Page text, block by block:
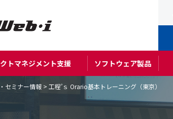
トマネジメント支援 ソフトウェア製品
セミナー情報 > 工程’ｓ Orario基本トレーニング（東京）